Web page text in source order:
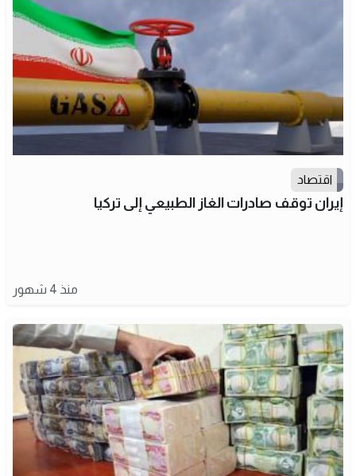
اقتصاد
إيران توقف صادرات الغاز الطبيعي إلى تركيا
منذ 4 شهور